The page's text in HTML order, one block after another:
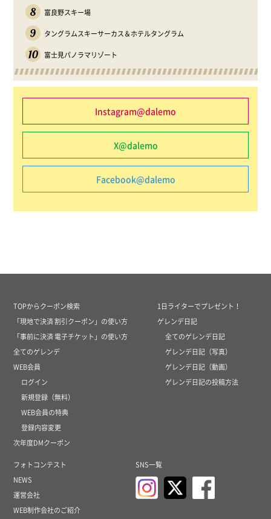
8 富良野スキー場
9 タングラムスキーサーカス＆ホテルタングラム
10 富士見パノラマリゾート
Instagram@dalemo
X@dalemo
Facebook@dalemo
TOPからクーポン検索
「現地で決済 割引クーポン」の使い方
「事前に決済 電子チケット」の使い方
全てのゲレンデ
WEB会員
ログイン
新規登録（無料）
WEB会員の特典
登録内容変更
次年度DMクーポン
1日ライターでプレゼント！
ゲレンデ日記
全てのゲレンデ日記
ゲレンデ日記（写真）
ゲレンデ日記（動画）
ゲレンデ日記の投稿方法
フォトコンテスト
NEWS
運営会社
WEB制作会社のご紹介
SNS一覧